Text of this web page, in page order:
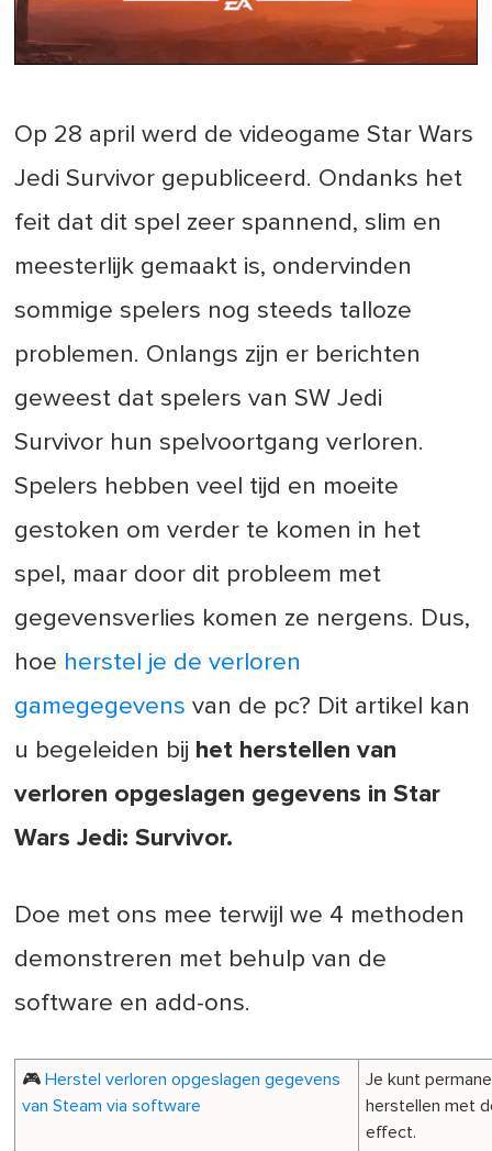
Op 28 april werd de videogame Star Wars
Jedi Survivor gepubliceerd. Ondanks het
feit dat dit spel zeer spannend, slim en
meesterlijk gemaakt is, ondervinden
sommige spelers nog steeds talloze
problemen. Onlangs zijn er berichten
geweest dat spelers van SW Jedi
Survivor hun spelvoortgang verloren.
Spelers hebben veel tijd en moeite
gestoken om verder te komen in het
spel, maar door dit probleem met
gegevensverlies komen ze nergens. Dus,
hoe herstel je de verloren
gamegegevens van de pc? Dit artikel kan
u begeleiden bij het herstellen van
verloren opgeslagen gegevens in Star
Wars Jedi: Survivor.
Doe met ons mee terwijl we 4 methoden
demonstreren met behulp van de
software en add-ons.
🎮Herstel verloren opgeslagen gegevens
van Steam via software
Je kunt
herstellen met
effect.